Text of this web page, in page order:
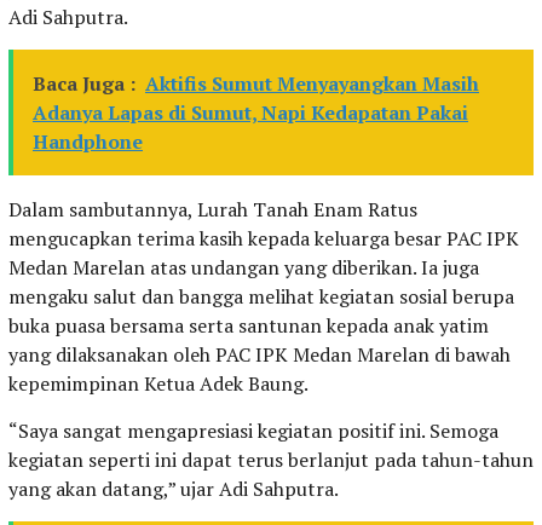
Adi Sahputra.
Baca Juga : Aktifis Sumut Menyayangkan Masih
Adanya Lapas di Sumut, Napi Kedapatan Pakai
Handphone
Dalam sambutannya, Lurah Tanah Enam Ratus
mengucapkan terima kasih kepada keluarga besar PAC IPK
Medan Marelan atas undangan yang diberikan. Ia juga
mengaku salut dan bangga melihat kegiatan sosial berupa
buka puasa bersama serta santunan kepada anak yatim
yang dilaksanakan oleh PAC IPK Medan Marelan di bawah
kepemimpinan Ketua Adek Baung.
“Saya sangat mengapresiasi kegiatan positif ini. Semoga
kegiatan seperti ini dapat terus berlanjut pada tahun-tahun
yang akan datang,” ujar Adi Sahputra.